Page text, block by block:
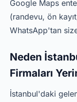
Google Maps
(randevu, ön
WhatsApp'tan
Neden
Firmaları
İstanbul'daki